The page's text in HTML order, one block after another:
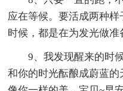
应在等候。要活成两种
时候，都是在为发光做准
9、我发现醒来的时
和你的时光酝酿成蔚蓝的